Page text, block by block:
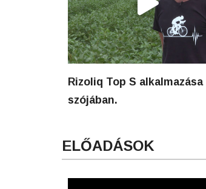
Rizoliq Top S alkalmazása
szójában.
ELŐADÁSOK